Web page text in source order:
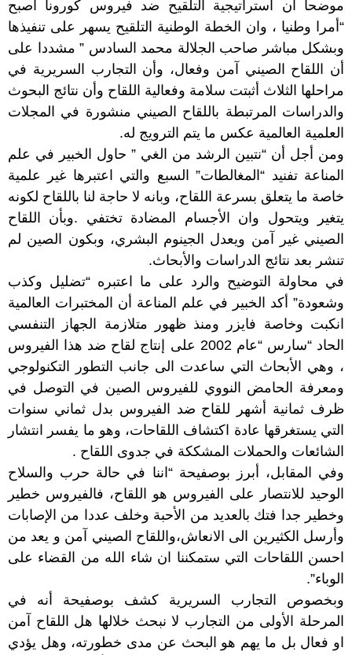
موضحا أن استراتيجية التلقيح ضد فيروس كورونا أصبح
“أمرا وطنيا ، وان الخطة الوطنية التلقيح يسهر على تنفيذها
وبشكل مباشر صاحب الجلالة محمد السادس ” مشددا على
أن اللقاح الصيني آمن وفعال، وأن التجارب السريرية في
مراحلها الثلاث أثبتت سلامة وفعالية اللقاح وأن نتائج البحوث
والدراسات المرتبطة باللقاح الصيني منشورة في المجلات
العلمية العالمية عكس ما يتم الترويج له.
ومن أجل أن “نتبين الرشد من الغي ” حاول الخبير في علم
المناعة تفنيد “المغالطات” السبع والتي اعتبرها غير علمية
خاصة ما يتعلق بسرعة اللقاح، وبانه لا حاجة لنا باللقاح لكونه
يتغير ويتحول وان الأجسام المضادة تختفي .وبأن اللقاح
الصيني غير آمن ويعدل الجينوم البشري، وبكون الصين لم
تنشر بعد نتائج الدراسات والأبحاث.
في محاولة التوضيح والرد على ما اعتبره “تضليل وكذب
وشعودة” أكد الخبير في علم المناعة أن المختبرات العالمية
انكبت وخاصة فايزر ومنذ ظهور متلازمة الجهاز التنفسي
الحاد “سارس “عام 2002 على إنتاج لقاح ضد هذا الفيروس
، وهي الأبحاث التي ساعدت الى جانب التطور التكنولوجي
ومعرفة الحامض النووي للفيروس الصين في التوصل في
ظرف ثمانية أشهر للقاح ضد الفيروس بدل ثماني سنوات
التي يستغرقها عادة اكتشاف اللقاحات، وهو ما يفسر انتشار
الشائعات والحملات المشككة في جدوى اللقاح .
وفي المقابل، أبرز بوصفيحة “اننا في حالة حرب والسلاح
الوحيد للانتصار على الفيروس هو اللقاح، فالفيروس خطير
وخطير جدا فتك بالعديد من الأحبة وخلف عددا من الإصابات
وأرسل الكثيرين الى الانعاش،واللقاح الصيني آمن و يعد من
احسن اللقاحات التي ستمكننا ان شاء الله من القضاء على
الوباء”.
وبخصوص التجارب السريرية كشف بوصفيحة أنه في
المرحلة الأولى من التجارب لا نبحث خلالها هل اللقاح آمن
او فعال بل ما يهم هو البحث عن مدى خطورته، وهل يؤدي